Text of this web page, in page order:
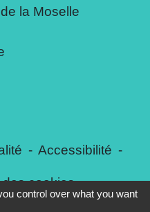
la Moselle
- Accessibilité -
cookies
control over what you want